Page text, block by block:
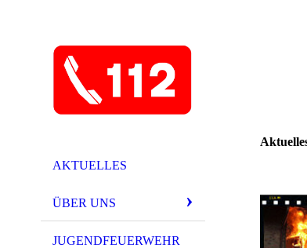
AKTUELLES
ÜBER UNS
JUGENDFEUERWEHR